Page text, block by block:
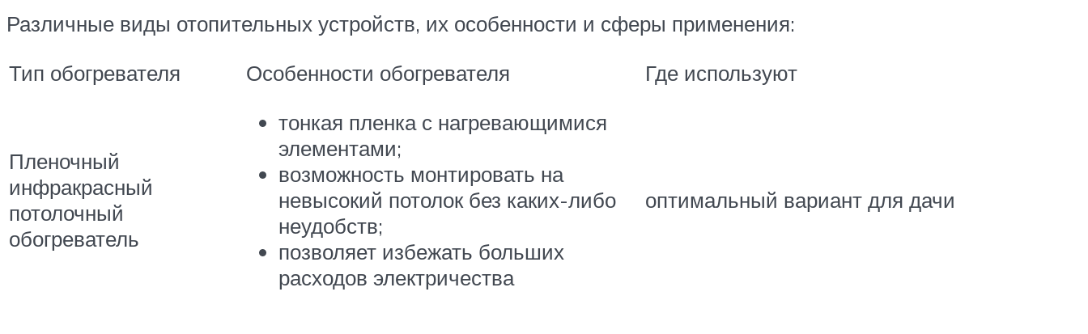
Различные виды отопительных устройств, их особенности и сферы применения:
Тип обогревателя
Особенности обогревателя Где используют
Пленочный
инфракрасный
потолочный
обогреватель
тонкая пленка с нагревающимися
элементами;
возможность монтировать на
невысокий потолок без каких-либо
неудобств;
позволяет избежать больших
расходов электричества
оптимальный вариант для дачи